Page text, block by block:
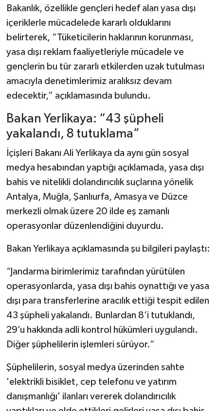
Bakanlık, özellikle gençleri hedef alan yasa dışı
içeriklerle mücadelede kararlı olduklarını
belirterek, “Tüketicilerin haklarının korunması,
yasa dışı reklam faaliyetleriyle mücadele ve
gençlerin bu tür zararlı etkilerden uzak tutulması
amacıyla denetimlerimiz aralıksız devam
edecektir,” açıklamasında bulundu.
Bakan Yerlikaya: “43 şüpheli
yakalandı, 8 tutuklama”
İçişleri Bakanı Ali Yerlikaya da aynı gün sosyal
medya hesabından yaptığı açıklamada, yasa dışı
bahis ve nitelikli dolandırıcılık suçlarına yönelik
Antalya, Muğla, Şanlıurfa, Amasya ve Düzce
merkezli olmak üzere 20 ilde eş zamanlı
operasyonlar düzenlendiğini duyurdu.
Bakan Yerlikaya açıklamasında şu bilgileri paylaştı:
“Jandarma birimlerimiz tarafından yürütülen
operasyonlarda, yasa dışı bahis oynattığı ve yasa
dışı para transferlerine aracılık ettiği tespit edilen
43 şüpheli yakalandı. Bunlardan 8’i tutuklandı,
29’u hakkında adli kontrol hükümleri uygulandı.
Diğer şüphelilerin işlemleri sürüyor.”
Şüphelilerin, sosyal medya üzerinden sahte
'elektrikli bisiklet, cep telefonu ve yatırım
danışmanlığı' ilanları vererek dolandırıcılık